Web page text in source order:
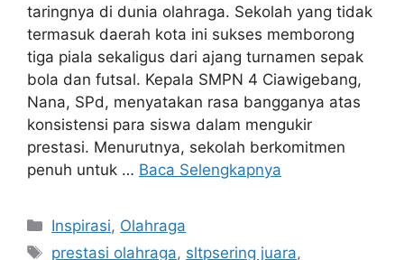
taringnya di dunia olahraga. Sekolah yang tidak
termasuk daerah kota ini sukses memborong
tiga piala sekaligus dari ajang turnamen sepak
bola dan futsal. Kepala SMPN 4 Ciawigebang,
Nana, SPd, menyatakan rasa bangganya atas
konsistensi para siswa dalam mengukir
prestasi. Menurutnya, sekolah berkomitmen
penuh untuk … Baca Selengkapnya
Kategori
Inspirasi, Olahraga
Tag
prestasi olahraga, sltpsering juara,